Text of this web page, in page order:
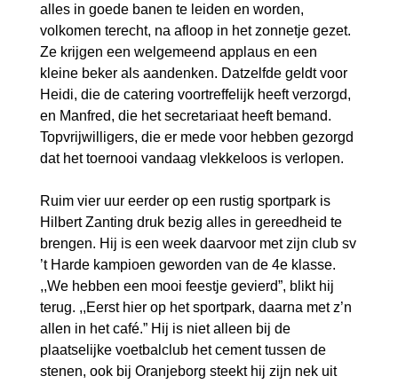
alles in goede banen te leiden en worden,
volkomen terecht, na afloop in het zonnetje gezet.
Ze krijgen een welgemeend applaus en een
kleine beker als aandenken. Datzelfde geldt voor
Heidi, die de catering voortreffelijk heeft verzorgd,
en Manfred, die het secretariaat heeft bemand.
Topvrijwilligers, die er mede voor hebben gezorgd
dat het toernooi vandaag vlekkeloos is verlopen.
Ruim vier uur eerder op een rustig sportpark is
Hilbert Zanting druk bezig alles in gereedheid te
brengen. Hij is een week daarvoor met zijn club sv
’t Harde kampioen geworden van de 4e klasse.
,,We hebben een mooi feestje gevierd”, blikt hij
terug. ,,Eerst hier op het sportpark, daarna met z’n
allen in het café.” Hij is niet alleen bij de
plaatselijke voetbalclub het cement tussen de
stenen, ook bij Oranjeborg steekt hij zijn nek uit